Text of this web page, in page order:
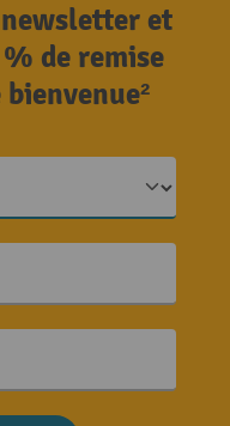
et
de remise